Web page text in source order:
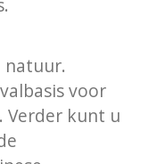
natuur.
voor
Verder kunt u